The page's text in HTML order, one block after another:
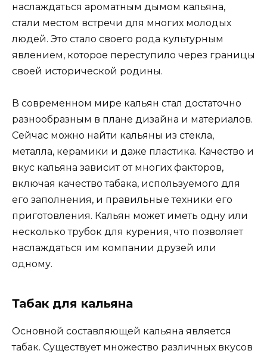
наслаждаться ароматным дымом кальяна,
стали местом встречи для многих молодых
людей. Это стало своего рода культурным
явлением, которое переступило через границы
своей исторической родины.
В современном мире кальян стал достаточно
разнообразным в плане дизайна и материалов.
Сейчас можно найти кальяны из стекла,
металла, керамики и даже пластика. Качество и
вкус кальяна зависит от многих факторов,
включая качество табака, используемого для
его заполнения, и правильные техники его
приготовления. Кальян может иметь одну или
несколько трубок для курения, что позволяет
наслаждаться им компании друзей или
одному.
Табак для кальяна
Основной составляющей кальяна является
табак. Существует множество различных вкусов